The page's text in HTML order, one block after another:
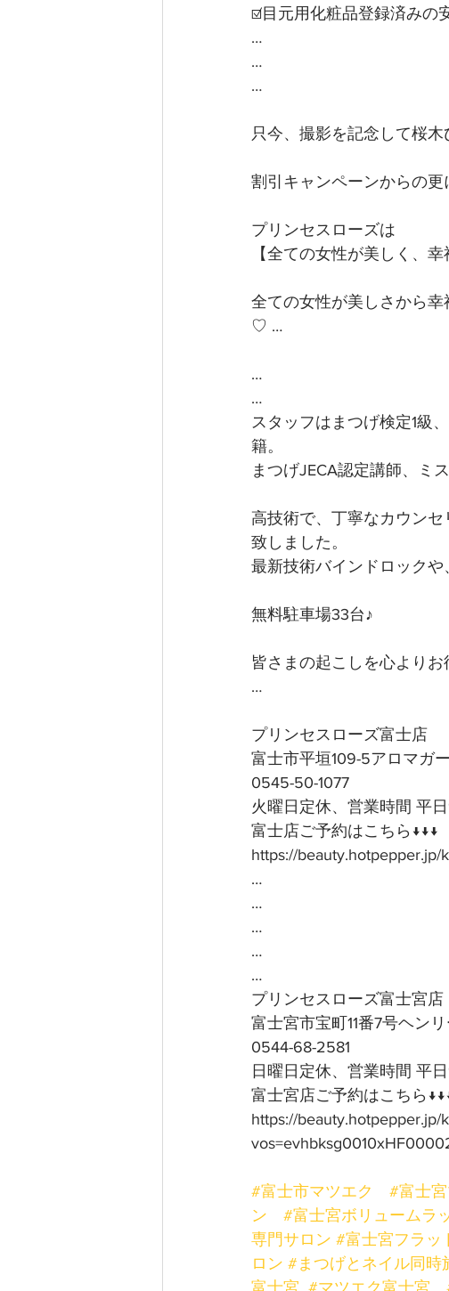
☑️目元用化粧品登録済みの
…
…
…
只今、撮影を記念して桜
割引キャンペーンからの更
プリンセスローズは
【全ての女性が美しく、
全ての女性が美しさから
♡ …
…
…
スタッフはまつげ検定1級
籍。
まつげJECA認定講師、ミ
高技術で、丁寧なカウン
致しました。
最新技術バインドロック
無料駐車場33台♪
皆さまの起こしを心より
…
プリンセスローズ富士店
富士市平垣109-5アロマガ
0545-50-1077
火曜日定休、営業時間 平
富士店ご予約はこちら↓↓↓
https://
…
…
…
…
…
プリンセスローズ富士宮店
富士宮市宝町11番7号ヘン
0544-68-2581
日曜日定休、営業時間 平
富士宮店ご予約はこちら
https://
#富士市マツエク #富士
ン
#富士宮ボリュームラ
専門サロン #富士宮フラッ
ロン #まつげとネイル同時
富士宮 #マツエク富士宮